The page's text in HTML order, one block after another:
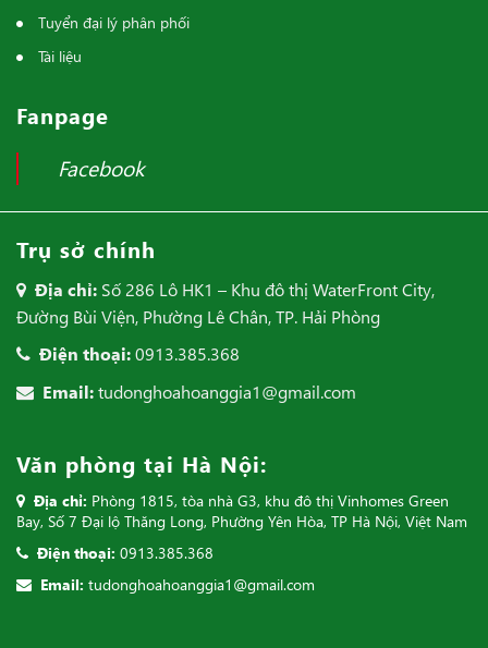
Tuyển đại lý phân phối
Tài liệu
Fanpage
Facebook
Trụ sở chính
Địa chỉ: Số 286 Lô HK1 – Khu đô thị WaterFront City,
Đường Bùi Viện, Phường Lê Chân, TP. Hải Phòng
Điện thoại:0913.385.368
Email:tudonghoahoanggia1@gmail.com
Văn phòng tại Hà Nội:
Địa chỉ: Phòng 1815, tòa nhà G3, khu đô thị Vinhomes Green
Bay, Số 7 Đại lộ Thăng Long, Phường Yên Hòa, TP Hà Nội, Việt Nam
Điện thoại: 0913.385.368
Email: tudonghoahoanggia1@gmail.com